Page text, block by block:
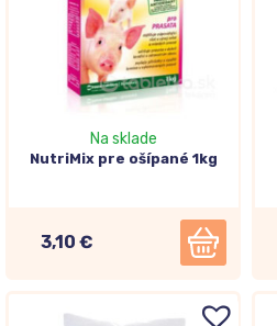
Na sklade
NutriMix pre ošípané 1kg
3,10 €